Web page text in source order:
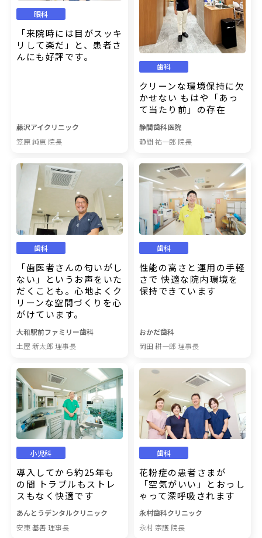
眼科
「来院時には目がスッキ
リして楽だ」と、患者さ
んにも好評です。
藤沢アイクリニック
笠原 純恵 院長
歯科
クリーンな環境保持に欠
かせない もはや「あっ
て当たり前」の存在
静間歯科医院
静間 祐一郎 院長
歯科
「歯医者さんの匂いがし
ない」というお声をいた
だくことも。心地よくク
リーンな空間づくりを心
がけています。
大和駅前ファミリー歯科
土屋 新太郎 理事長
歯科
性能の高さと運用の手軽
さで 快適な院内環境を
保持できています
おかだ歯科
岡田 耕一郎 理事長
小児科
導入してから約25年も
の間 トラブルもストレ
スもなく快適です
あんとうデンタルクリニック
安東 基善 理事長
歯科
花粉症の患者さまが
「空気がいい」とおっし
ゃって深呼吸されます
永村歯科クリニック
永村 宗護 院長